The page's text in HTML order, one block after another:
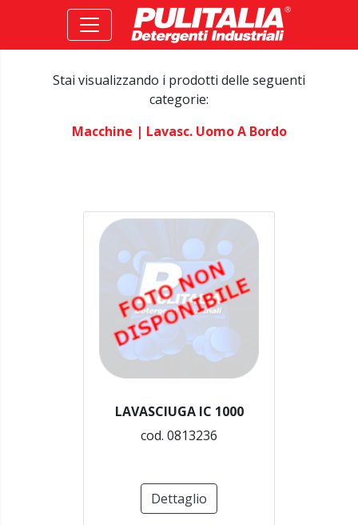
Stai visualizzando i prodotti delle seguenti
categorie:
Macchine | Lavasc. Uomo A Bordo
LAVASCIUGA IC 1000
cod. 0813236
Dettaglio